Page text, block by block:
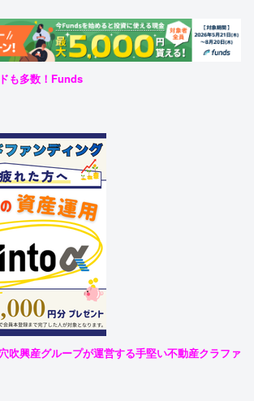
も多数！Funds
吹興産グループが運営する手堅い不動産クラファ